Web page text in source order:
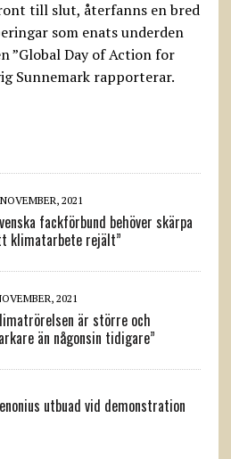
till slut, återfanns en bred
som enats underden
”Global Day of Action for
Sunnemark rapporterar.
2021
fackförbund behöver skärpa
klimatarbete rejält”
2021
är större och
än någonsin tidigare”
utbuad vid demonstration